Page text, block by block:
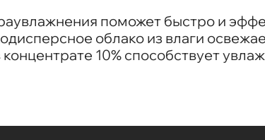
поможет быстро и
облако из влаги
10% способствует